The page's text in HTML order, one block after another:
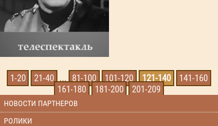
1-20 21-40 ... 81-100 101-120 121-140
141-160
161-180
181-200 201-209
НОВОСТИ ПАРТНЕРОВ
РОЛИКИ